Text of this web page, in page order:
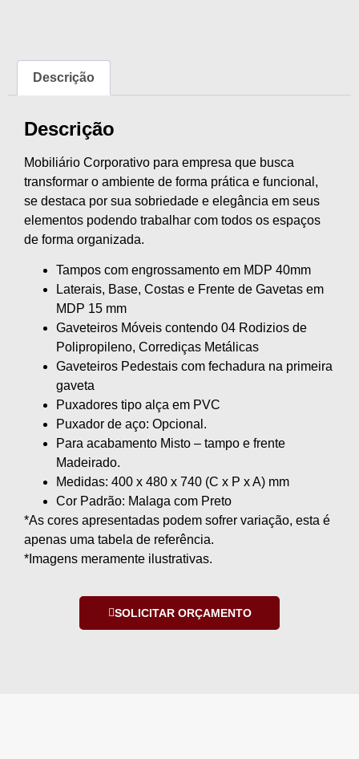
Descrição
Descrição
Mobiliário Corporativo para empresa que busca
transformar o ambiente de forma prática e funcional,
se destaca por sua sobriedade e elegância em seus
elementos podendo trabalhar com todos os espaços
de forma organizada.
Tampos com engrossamento em MDP 40mm
Laterais, Base, Costas e Frente de Gavetas em
MDP 15 mm
Gaveteiros Móveis contendo 04 Rodizios de
Polipropileno, Corrediças Metálicas
Gaveteiros Pedestais com fechadura na primeira
gaveta
Puxadores tipo alça em PVC
Puxador de aço: Opcional.
Para acabamento Misto – tampo e frente
Madeirado.
Medidas: 400 x 480 x 740 (C x P x A) mm
Cor Padrão: Malaga com Preto
*As cores apresentadas podem sofrer variação, esta é
apenas uma tabela de referência.
*Imagens meramente ilustrativas.
SOLICITAR ORÇAMENTO